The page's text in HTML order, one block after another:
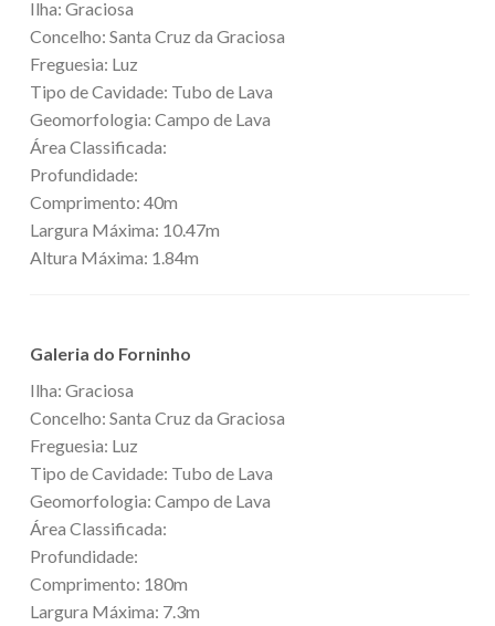
Ilha: Graciosa
Concelho: Santa Cruz da Graciosa
Freguesia: Luz
Tipo de Cavidade: Tubo de Lava
Geomorfologia: Campo de Lava
Área Classificada:
Profundidade:
Comprimento: 40m
Largura Máxima: 10.47m
Altura Máxima: 1.84m
Galeria do Forninho
Ilha: Graciosa
Concelho: Santa Cruz da Graciosa
Freguesia: Luz
Tipo de Cavidade: Tubo de Lava
Geomorfologia: Campo de Lava
Área Classificada:
Profundidade:
Comprimento: 180m
Largura Máxima: 7.3m